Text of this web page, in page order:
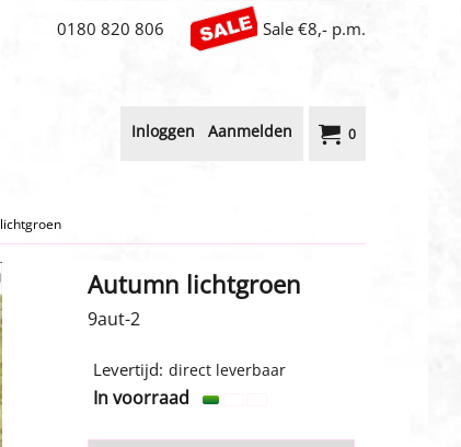
0180 820 806 Sale €8,- p.m.
0
Inloggen Aanmelden
Autumn lichtgroen
9aut-2
€ 1.00 incl BTW
Levertijd: direct leverbaar
In voorraad